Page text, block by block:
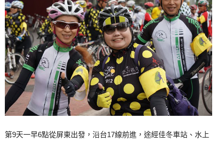
第9天一早6點從屏東出發，沿台17線前進，途經佳冬車站、水上